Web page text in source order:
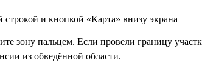
зону пальцем. Если провели границу
из обведённой области.